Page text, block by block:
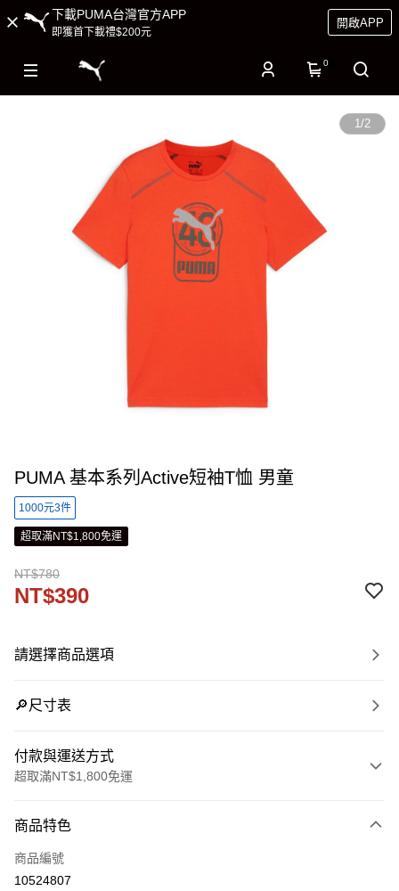
下載PUMA台灣官方APP
即獲首下載禮$200元
開啟APP
0
1/2
PUMA 基本系列Active短袖T恤 男童
1000元3件
超取滿NT$1,800免運
NT$780
NT$390
請選擇商品選項
🔎尺寸表
付款與運送方式
超取滿NT$1,800免運
信用卡一次付款
LINE Pay
商品特色
商品編號
10524807